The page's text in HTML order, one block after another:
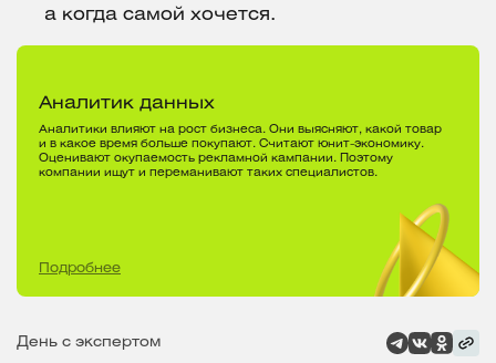
а когда самой хочется.
Аналитик данных
Аналитики влияют на рост бизнеса. Они выясняют, какой товар
и в какое время больше покупают. Считают юнит-экономику.
Оценивают окупаемость рекламной кампании. Поэтому
компании ищут и переманивают таких специалистов.
Подробнее
День с экспертом